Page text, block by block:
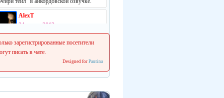
AlexT
24 июня 2013
русская манга:
vk.com/white_vs_black_m
начинаем делать свежие релизы.
зарегистрированные посетители
писать в чате.
Designed for Pautina